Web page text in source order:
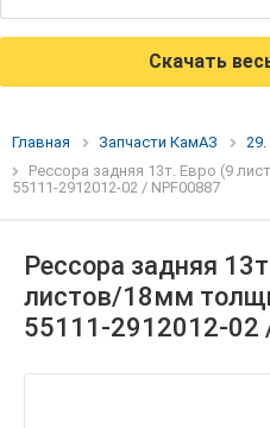
Скачать
Главная Запчасти КамАЗ
Рессора задняя 13т. Евро (9
55111-2912012-02 / NPF00887
Рессора задняя
листов/18мм
55111-2912012-02